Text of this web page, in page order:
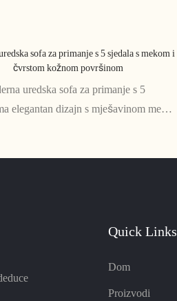
sofa za primanje s 5 sjedala s mekom i
čvrstom kožnom površinom
uredska sofa za primanje s 5
elegantan dizajn s mješavinom meke
Quick Links
Dom
Proizvodi